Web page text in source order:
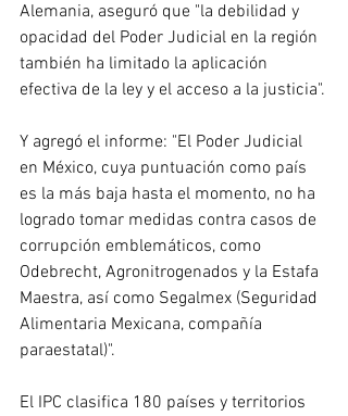
Alemania, aseguró que "la debilidad y
opacidad del Poder Judicial en la región
también ha limitado la aplicación
efectiva de la ley y el acceso a la justicia".
Y agregó el informe: "El Poder Judicial
en México, cuya puntuación como país
es la más baja hasta el momento, no ha
logrado tomar medidas contra casos de
corrupción emblemáticos, como
Odebrecht, Agronitrogenados y la Estafa
Maestra, así como Segalmex (Seguridad
Alimentaria Mexicana, compañía
paraestatal)".
El IPC clasifica 180 países y territorios